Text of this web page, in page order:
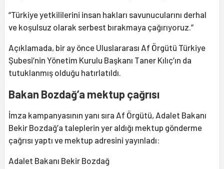
“Türkiye yetkililerini insan hakları savunucularını derhal
ve koşulsuz olarak serbest bırakmaya çağırıyoruz.”
Açıklamada, bir ay önce Uluslararası Af Örgütü Türkiye
Şubesi’nin Yönetim Kurulu Başkanı Taner Kılıç’ın da
tutuklanmış olduğu hatırlatıldı.
Bakan Bozdağ’a mektup çağrısı
İmza kampanyasının yanı sıra Af Örgütü, Adalet Bakanı
Bekir Bozdağ’a taleplerin yer aldığı mektup gönderme
çağrısı yaptı ve mektup adresini yayınladı:
Adalet Bakanı Bekir Bozdağ